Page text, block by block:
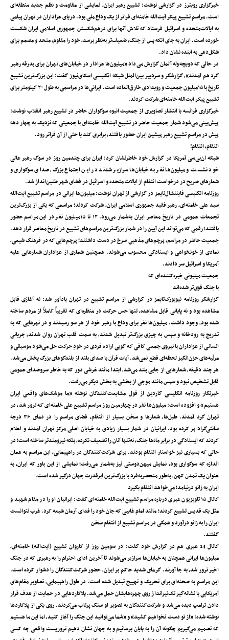
خبرگزاری رویترز در گزارشی نوشت: تشییع رهبر ایران، نمایشی از مقاومت و نظم جدید منطقه‌ای
است. مراسم تشییع پیکر آیت‌الله خامنه‌ای فراتر از یک وداع ملی بود. دریای عزاداران در تهران پیامی
به ایالات‌متحده و اسرائیل فرستاد که تلاش آنها برای درهم‌شکستن جمهوری اسلامی ایران شکست
خورده است. ایران به جای آنکه پس از جنگ، ضعیف‌تر به‌نظر برسد، خود را مقاوم، متحد و مصمم برای
شکل‌دهی به آینده نشان داد.
در حالی که دویچه‌وله آلمان گزارش می‌داد «میلیون‌ها عزادار در خیابان‌های تهران برای بدرقه رهبر
گرد هم آمدند»، گزارشگر و سردبیر بین‌الملل شبکه انگلیسی اسکای‌نیوز گفت: این بزرگ‌ترین تشییع
تاریخ با ۱۵میلیون جمعیت و رویدادی خارق‌العاده است. ایرانی‌ها در مراسمی به طول ۲۰ کیلومتر برای
تشییع پیکر آیت‌الله خامنه‌ای شرکت کردند.
خبرگزاری فرانسه با انتشار تصاویری از جمعیت انبوه سوگواران حاضر در تشییع رهبر انقلاب نوشت:
پیش‌بینی می‌شود شمار جمعیت حاضر در تشییع آیت‌الله خامنه‌ای با جمعیتی که نزدیک به چهار دهه
پیش در مراسم تشییع رهبر پیشین ایران حضور یافتند، برابری کند یا حتی از آن فراتر رود.
انتقام، انتقام!
شبکه ان‌بی‌سی آمریکا در گزارش خود خاطرنشان کرد: ایران برای چندمین روز در سوگ رهبر عالی
خود نشست و میلیون‌ها نفر به خیابان‌ها سرازیر شدند در این اجتماع بزرگ، صدای سوگواری و
شعارهای صریح در درخواست انتقام از ایالات متحده و اسرائیل در فضای شهر طنین‌انداز شد.
روزنامه انگلیسی فایننشال‌تایمز در گزارشی از تهران نوشت: میلیون‌ها ایرانی در مراسم تشییع آیت‌الله
سید علی خامنه‌ای، رهبر فقید جمهوری اسلامی ایران، شرکت کردند؛ مراسمی که یکی از بزرگ‌ترین
تجمعات عمومی در تاریخ معاصر ایران به‌شمار می‌رود. ۱۲ تا ۱۵میلیون نفر در این مراسم‌ حضور
یافتند؛ رقمی که می‌تواند این آیین را در شمار بزرگ‌ترین مراسم‌های تشییع در تاریخ معاصر قرار دهد.
جمعیت حاضر در مراسم، پرچم‌های مذهبی سرخ در دست داشتند؛ پرچم‌هایی که در فرهنگ شیعی،
نمادی از خونخواهی و ایستادگی محسوب می‌شوند. همچنین شماری از عزاداران شعارهایی علیه
آمریکا و اسرائیل سر دادند.
جمعیت میلیونی خیره‌کننده‌ای که
با جنگ قوی‌تر شده‌اند
گزارشگر روزنامه نیویورک‌تایمز در گزارشی از مراسم تشییع در تهران یادآور شد: نه آغازی قابل
مشاهده بود و نه پایانی قابل مشاهده، تنها حس حرکت در منظره‌ای که تقریباً کاملاً از مردم ساخته
شده بود، وجود داشت. میلیون‌ها نفر برای وداع با رهبر خود از هر سو رسیدند و در نهرهایی که به
تدریج به رودخانه و سپس به چیزی بزرگ‌تر تبدیل شدند، به سمت قلب تهران روان شدند، جریانی
انسانی از عزاداران با نیروی جمعی کافی که گویی اراده فردی در خودِ حرکت حل می‌شود موسیقی و
مرثیه‌های حزن‌انگیز لحظه‌ای قطع نمی‌شد. آیات قرآن با صدای بلند از بلندگوهای بزرگ پخش می‌شد.
هر چند دقیقه، شعارهایی از جایی بلند می‌شد، ابتدا مانند غرشی دور که به خاطر سروصدای عمومی
قابل تشخیص نبود و سپس مانند موجی از بخشی به بخش دیگر می‌رفت.
خبرنگار روزنامه انگلیسی گاردین از قول مشایعت‌کنندگان نوشته «ما موشک‌های واقعی ایران
هستیم» و افزوده است: میلیون‌ها نفر در چهارمین روز مراسم تشییع علی خامنه‌ای که ترور شد، در
تهران گرد آمدند. طبل‌ها، شعارها و سخن بسیار از انتقام، فضای مراسم را در دمای ۳۶ درجه
سانتی‌گراد پر کرده بود. ایرانیان در شمار بسیار زیادی به خیابان اصلی مرکز تهران آمدند و اعلام
کردند که ایستادگی در برابر ماه‌ها جنگ، نه‌تنها آنان را تضعیف نکرده، بلکه نیرومندتر ساخته است؛ در
حالی که بسیاری نیز خواستار انتقام بودند. برای شرکت‌کنندگان در راهپیمایی، این مراسم به همان
اندازه که سوگواری بود، نمایش میهن‌دوستی نیز به‌شمار می‌رفت؛ نمایشی از این باور که ایران، به
عنوان یک تمدن کهن، به‌طور منحصربه‌فرد با بزرگ‌ترین ابرقدرت جهان درگیر شده است.
ایران به زانو درنیامد؛ می‌خواهد انتقام بگیرد
کانال ۱۵ تلویزیون عبری درباره مراسم تشییع آیت‌الله خامنه‌ای گفت: ایرانیان او را در مقام شهید و
مثل یک قدیس تشییع کردند؛ مانند امام غایبی که جان خود را فدای آرمان شیعه کرد. غرب نتوانست
ایران را به زانو درآورد و همگی در مراسم تشییع از انتقام سخن
گفتند.
کانال 14 عبری هم در گزارش خود گفت: در سومین روز از کاروان تشییع (آیت‌الله) خامنه‌ای،
میلیون‌ها ایرانی همچنان به خیابان‌ها سرازیر می‌شوند تا آخرین ادای احترام را به رهبری که در جنگ
اخیر ترور شد، به جا آورند. گرمای شدید حاکم بر ایران، حضور شرکت‌کنندگان را دشوار کرده است.
این مراسم به صحنه‌ای برای تحریک و تهییج تبدیل شده است. در طول راهپیمایی، تصاویر مقام‌های
آمریکایی با نشانه‌گیر تک‌تیرانداز روی چهره‌هایشان حمل می‌شد. پلاکاردهایی در حمایت از هدف قرار
دادن ترامپ دیده می‌شد و شرکت‌کنندگان به تصویر او سنگ پرتاب می‌کردند. روی یکی از پلاکاردها
نوشته شده: «از تو دست نخواهیم کشید» و «شما می‌توانید این جنگ را آغاز کنید، اما این ما هستیم
که تصمیم می‌گیریم چگونه آن را به پایان برسانیم و به جهان نشان دهیم تروریست واقعی چه کسی